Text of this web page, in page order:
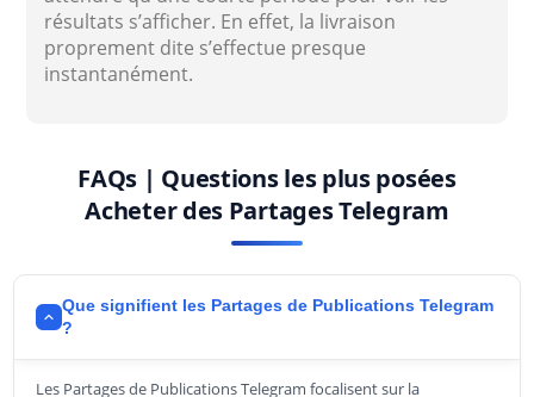
résultats s’afficher. En effet, la livraison
proprement dite s’effectue presque
instantanément.
FAQs | Questions les plus posées
Acheter des Partages Telegram
Que signifient les Partages de Publications Telegram
?
Les Partages de Publications Telegram focalisent sur la